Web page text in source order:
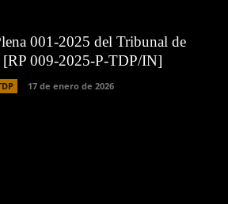
001-2025 del Tribunal de
009-2025-P-TDP/IN]
17 de enero de 2026